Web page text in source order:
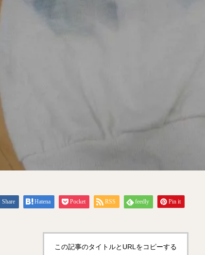
Share Hatena Pocket RSS feedly Pin it
この記事のタイトルとURLをコピーする